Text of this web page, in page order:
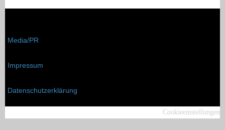
Media/PR
Impressum
Datenschutzerklärung
Cookieeinstellungen